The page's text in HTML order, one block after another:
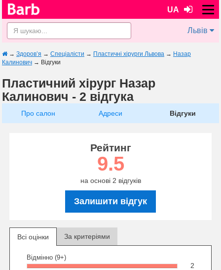
UA
Львів
→ Здоров’я → Спеціалісти → Пластичні хірурги Львова → Назар
Калинович → Відгуки
Пластичний хірург Назар
Калинович - 2 відгука
Про салон Адреси Відгуки
Рейтинг
9.5
на основі 2 відгуків
Залишити відгук
Всі оцінки За критеріями
Відмінно (9+)
2